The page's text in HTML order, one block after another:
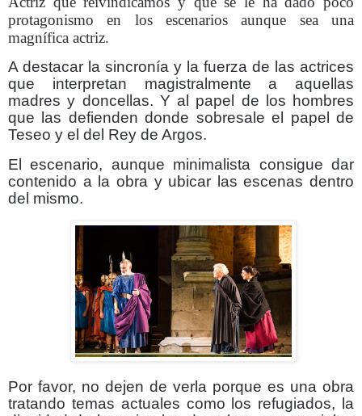
protagonismo en los escenarios aunque sea una
magnífica actriz.
A destacar la sincronía y la fuerza de las actrices
que interpretan magistralmente a aquellas
madres y doncellas. Y al papel de los hombres
que las defienden donde sobresale el papel de
Teseo y el del Rey de Argos.
El escenario, aunque minimalista consigue dar
contenido a la obra y ubicar las escenas dentro
del mismo.
Por favor, no dejen de verla porque es una obra
tratando temas actuales como los refugiados, la